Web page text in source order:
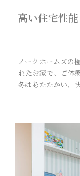
高い住宅性
ノークホームズの
れたお家で、ご体
冬はあたたかい、